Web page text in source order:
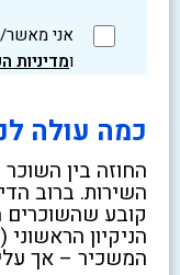
אני
ומדיניות
כמה עולה
החוזה בין
השירות. ברוב
קובע שהשוכרים
הניקיון
המשכיר – אך